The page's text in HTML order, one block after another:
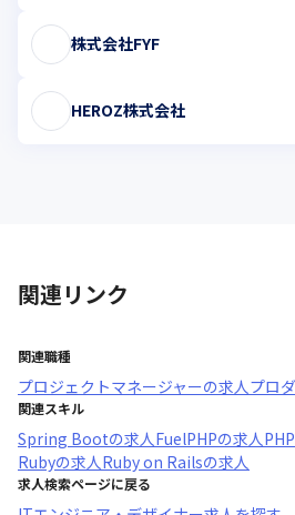
株式会社FYF
HEROZ株式会社
関連リンク
関連職種
プロジェクトマネージャーの求人 プロ
関連スキル
Spring Bootの求人 FuelPHPの求人 PHP
Rubyの求人 Ruby on Railsの求人
求人検索ページに戻る